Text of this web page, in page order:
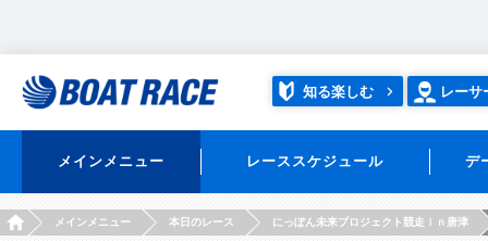
知る楽しむ レーサ
メインメニュー レーススケジュール デ
HOMEメインメニュー 本日のレース にっぽん未来プロジェクト競走ｉｎ唐津